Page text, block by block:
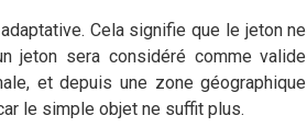
Cela signifie que le jeton ne
jeton sera considéré comme valide
et depuis une zone géographique
le simple objet ne suffit plus.